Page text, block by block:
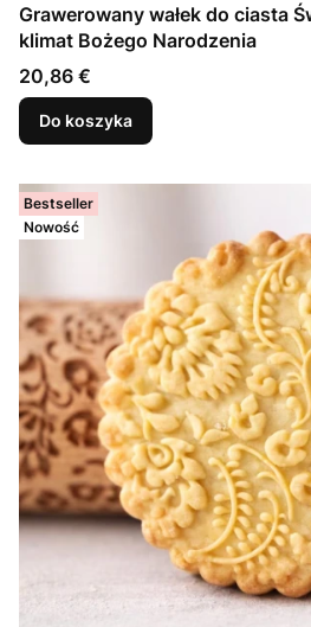
Grawerowany wałek do ciasta
klimat Bożego Narodzenia
Cena
20,86 €
Do koszyka
Bestseller
Nowość